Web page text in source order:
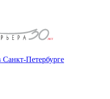
Санкт-Петербурге